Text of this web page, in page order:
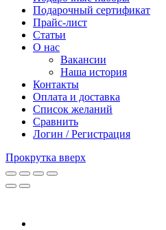
Подарочный сертификат
Прайс-лист
Статьи
О нас
Вакансии
Наша история
Контакты
Оплата и доставка
Список желаний
Сравнить
Логин / Регистрация
Прокрутка вверх